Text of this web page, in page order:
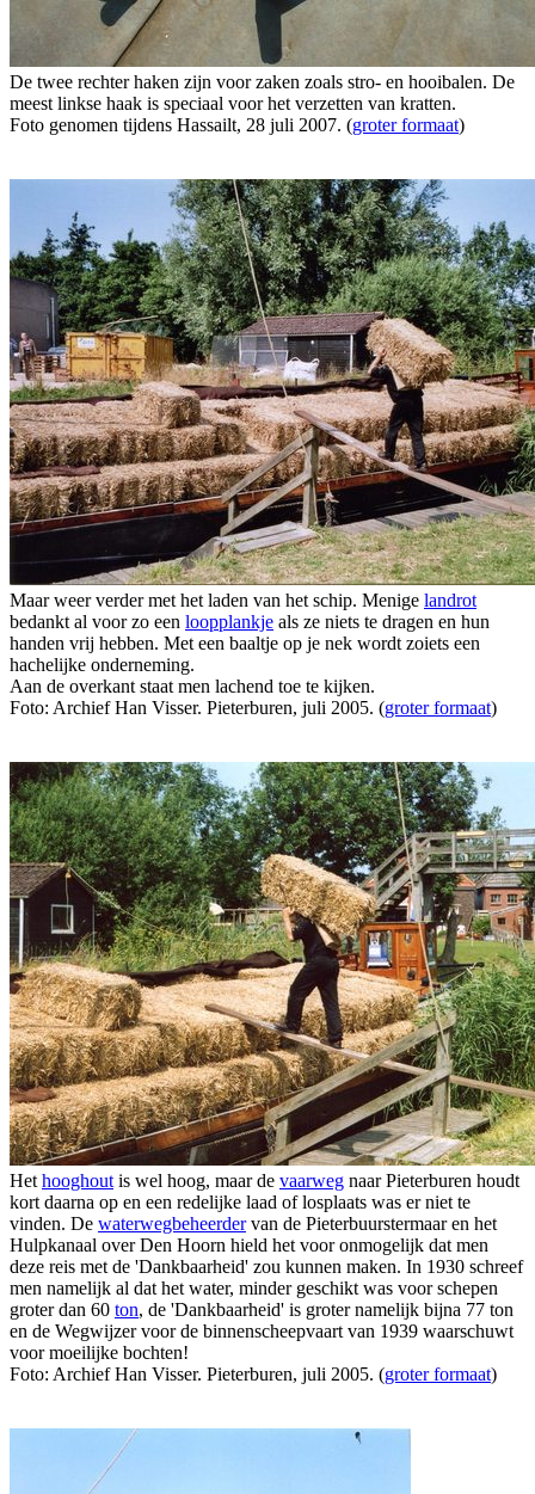
De twee rechter haken zijn voor zaken zoals stro- en hooibalen. De
meest linkse haak is speciaal voor het verzetten van kratten.
Foto genomen tijdens Hassailt, 28 juli 2007. (groter formaat)
Maar weer verder met het laden van het schip. Menige landrot
bedankt al voor zo een loopplankje als ze niets te dragen en hun
handen vrij hebben. Met een baaltje op je nek wordt zoiets een
hachelijke onderneming.
Aan de overkant staat men lachend toe te kijken.
Foto: Archief Han Visser. Pieterburen, juli 2005. (groter formaat)
Het hooghout is wel hoog, maar de vaarweg naar Pieterburen houdt
kort daarna op en een redelijke laad of losplaats was er niet te
vinden. De waterwegbeheerdervan de Pieterbuurstermaar en het
Hulpkanaal over Den Hoorn hield het voor onmogelijk dat men
deze reis met de 'Dankbaarheid' zou kunnen maken. In 1930 schreef
men namelijk al dat het water, minder geschikt was voor schepen
groter dan 60 ton, de 'Dankbaarheid' is groter namelijk bijna 77 ton
en de Wegwijzer voor de binnenscheepvaart van 1939 waarschuwt
voor moeilijke bochten!
Foto: Archief Han Visser. Pieterburen, juli 2005. (groter formaat)